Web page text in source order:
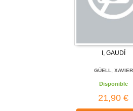
I, GAUDÍ
GÜELL, XAVIER
Disponible
21,90 €